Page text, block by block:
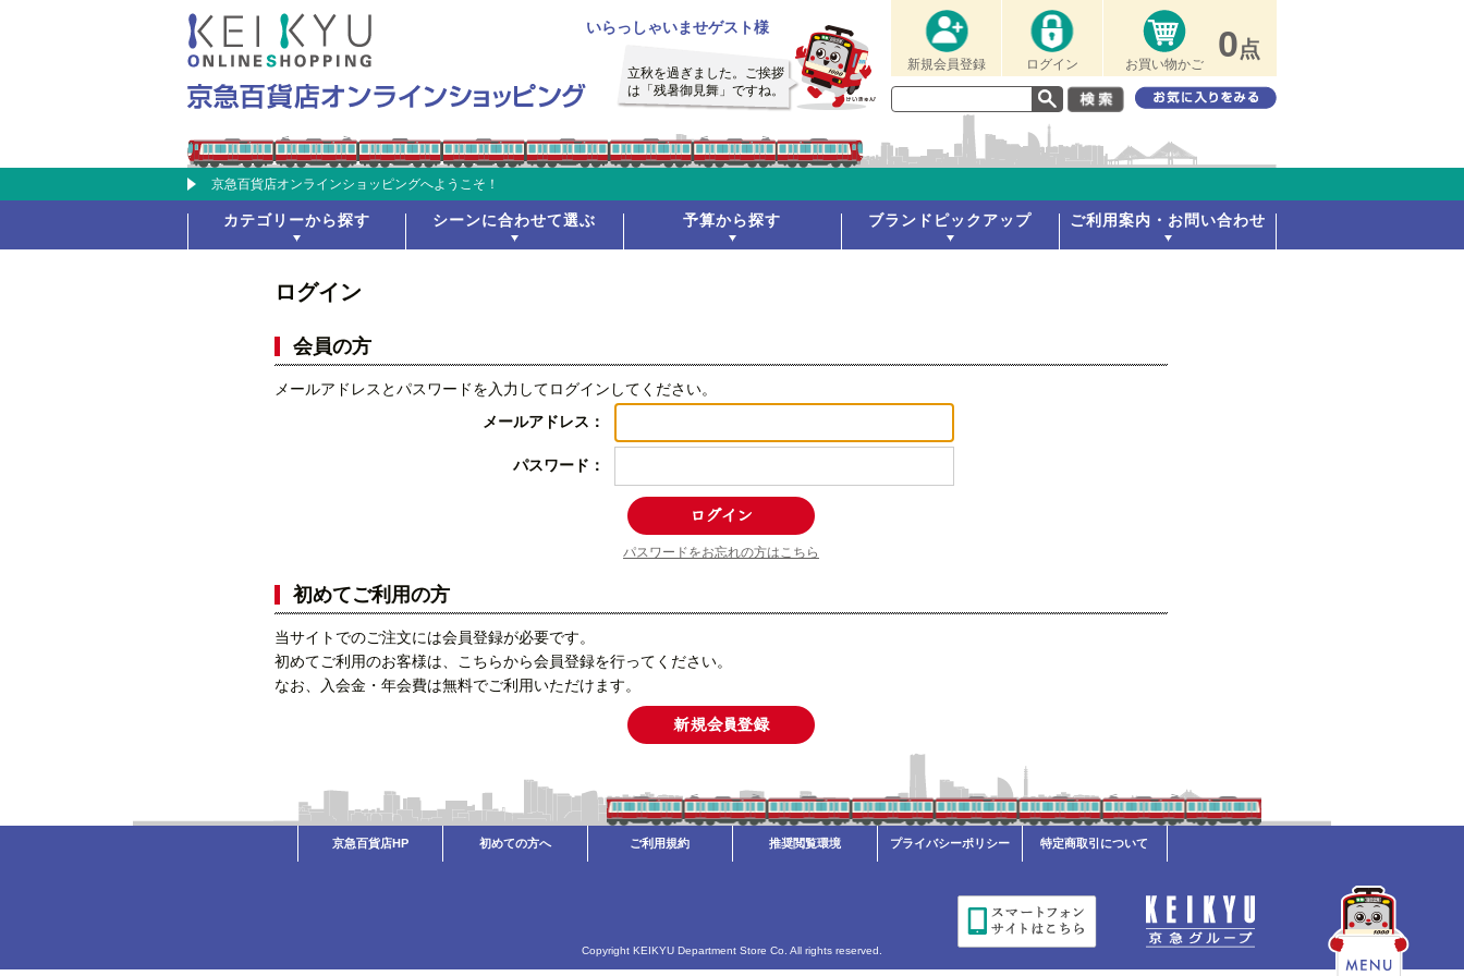
いらっしゃいませゲスト様
立秋を過ぎました。ご挨拶
は「残暑御見舞」ですね。
新規会員登録 ログイン お買い物かご 0点
京急百貨店オンラインショッピングへようこそ！
カテゴリーから探す シーンに合わせて選ぶ 予算から探す ブランドピックアップ ご利用案内・お問い合わせ
ログイン
会員の方
メールアドレスとパスワードを入力してログインしてください。
メールアドレス：
パスワード：
パスワードをお忘れの方はこちら
初めてご利用の方
当サイトでのご注文には会員登録が必要です。
初めてご利用のお客様は、こちらから会員登録を行ってください。
なお、入会金・年会費は無料でご利用いただけます。
京急百貨店HP 初めての方へ ご利用規約 推奨閲覧環境 プライバシーポリシー 特定商取引について
Copyright KEIKYU Department Store Co. All rights reserved.